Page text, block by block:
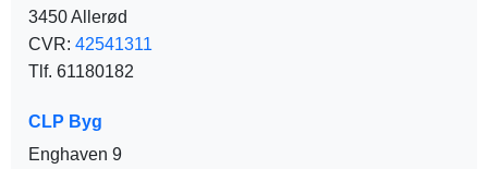
3450 Allerød
CVR: 42541311
Tlf. 61180182
CLP Byg
Enghaven 9